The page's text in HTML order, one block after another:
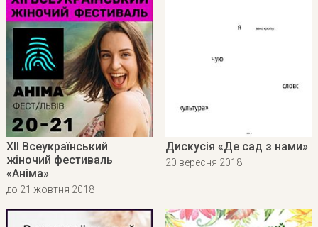
XII Всеукраїнський
жіночий фестиваль
«Аніма»
до 21 жовтня 2018
Дискусія «Де сад з нами»
20 вересня 2018